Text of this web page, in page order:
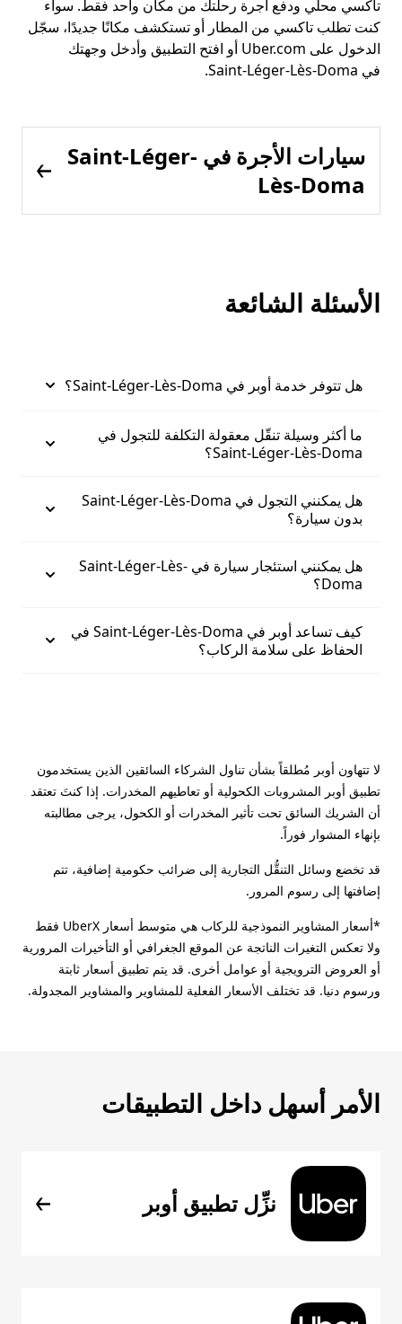
تاكسي محلي ودفع أجرة رحلتك من مكان واحد فقط. سواء
كنت تطلب تاكسي من المطار أو تستكشف مكانًا جديدًا، سجّل
الدخول على Uber.com أو افتح التطبيق وأدخل وجهتك
في Saint-Léger-Lès-Doma.
سيارات الأجرة في Saint-Léger-
Lès-Doma
الأسئلة الشائعة
هل تتوفر خدمة أوبر في Saint-Léger-Lès-Doma؟
ما أكثر وسيلة تنقّل معقولة التكلفة للتجول في
Saint-Léger-Lès-Doma؟
هل يمكنني التجول في Saint-Léger-Lès-Doma
بدون سيارة؟
هل يمكنني استئجار سيارة في Saint-Léger-Lès-
Doma؟
كيف تساعد أوبر في Saint-Léger-Lès-Doma في
الحفاظ على سلامة الركاب؟
لا تتهاون أوبر مُطلقاً بشأن تناول الشركاء السائقين الذين يستخدمون
تطبيق أوبر المشروبات الكحولية أو تعاطيهم المخدرات. إذا كنتَ تعتقد
أن الشريك السائق تحت تأثير المخدرات أو الكحول، يرجى مطالبته
بإنهاء المشوار فوراً.
قد تخضع وسائل التنقُّل التجارية إلى ضرائب حكومية إضافية، تتم
إضافتها إلى رسوم المرور.
*أسعار المشاوير النموذجية للركاب هي متوسط أسعار UberX فقط
ولا تعكس التغيرات الناتجة عن الموقع الجغرافي أو التأخيرات المرورية
أو العروض الترويجية أو عوامل أخرى. قد يتم تطبيق أسعار ثابتة
ورسوم دنيا. قد تختلف الأسعار الفعلية للمشاوير والمشاوير المجدولة.
الأمر أسهل داخل التطبيقات
نزِّل تطبيق أوبر